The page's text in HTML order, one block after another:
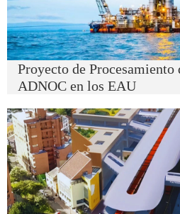
Proyecto de
ADNOC en los EAU